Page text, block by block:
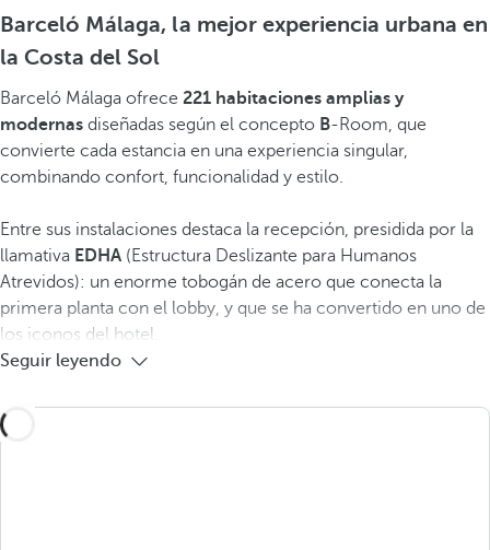
Barceló Málaga, la mejor experiencia urbana en
la Costa del Sol
Barceló Málaga ofrece 221 habitaciones amplias y
modernas diseñadas según el concepto B-Room, que
convierte cada estancia en una experiencia singular,
combinando confort, funcionalidad y estilo.
Entre sus instalaciones destaca la recepción, presidida por la
llamativa EDHA (Estructura Deslizante para Humanos
Atrevidos): un enorme tobogán de acero que conecta la
primera planta con el lobby, y que se ha convertido en uno de
los iconos del hotel.
Seguir leyendo